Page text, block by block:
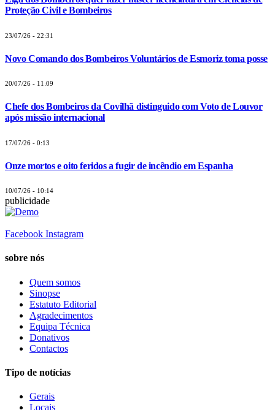
Proteção Civil e Bombeiros
23/07/26 - 22:31
Novo Comando dos Bombeiros Voluntários de Esmoriz toma posse
20/07/26 - 11:09
Chefe dos Bombeiros da Covilhã distinguido com Voto de Louvor
após missão internacional
17/07/26 - 0:13
Onze mortos e oito feridos a fugir de incêndio em Espanha
10/07/26 - 10:14
publicidade
Facebook Instagram
sobre nós
Quem somos
Sinopse
Estatuto Editorial
Agradecimentos
Equipa Técnica
Donativos
Contactos
Tipo de notícias
Gerais
Locais